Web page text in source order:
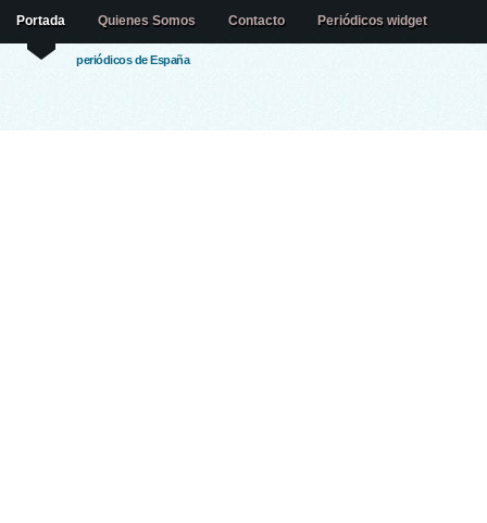
periódicos de España
Portada Quienes Somos Contacto Periódicos widget